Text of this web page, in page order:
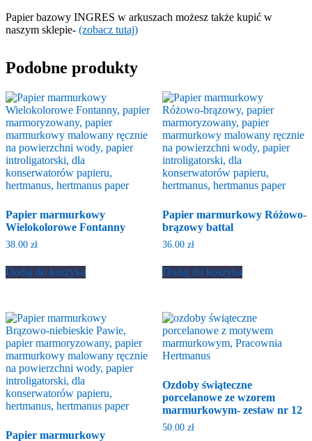
Papier bazowy INGRES w arkuszach możesz także kupić w
naszym sklepie- (zobacz tutaj)
Podobne produkty
Papier marmurkowy
Wielokolorowe Fontanny
38.00 zł
Dodaj do koszyka
Papier marmurkowy Różowo-
brązowy battal
36.00 zł
Dodaj do koszyka
Papier marmurkowy
Ozdoby świąteczne
porcelanowe ze wzorem
marmurkowym- zestaw nr 12
50.00 zł